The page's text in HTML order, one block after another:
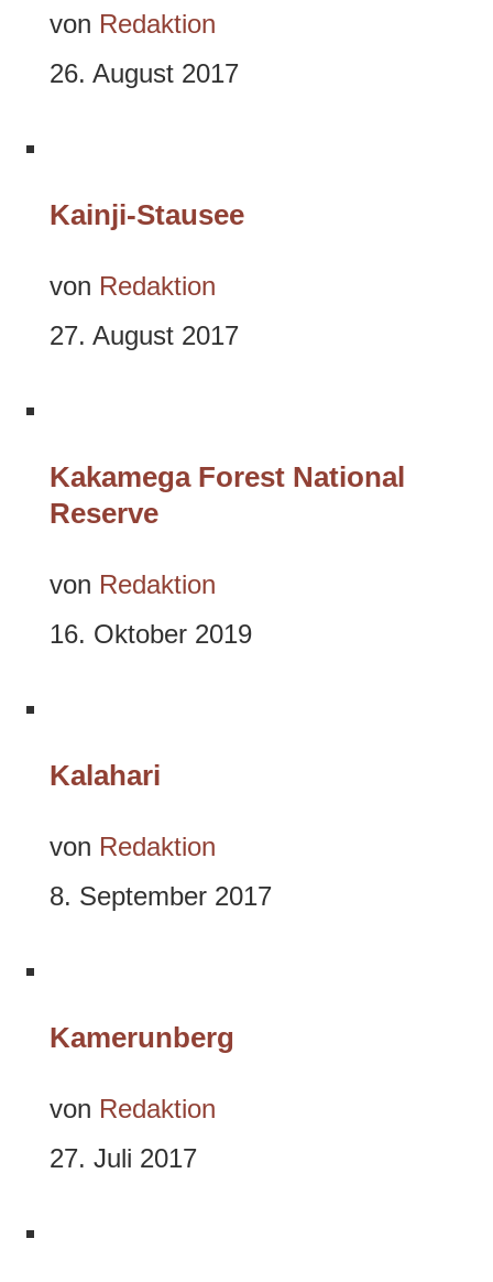
von Redaktion
26. August 2017
Kainji-Stausee
von Redaktion
27. August 2017
Kakamega Forest National
Reserve
von Redaktion
16. Oktober 2019
Kalahari
von Redaktion
8. September 2017
Kamerunberg
von Redaktion
27. Juli 2017